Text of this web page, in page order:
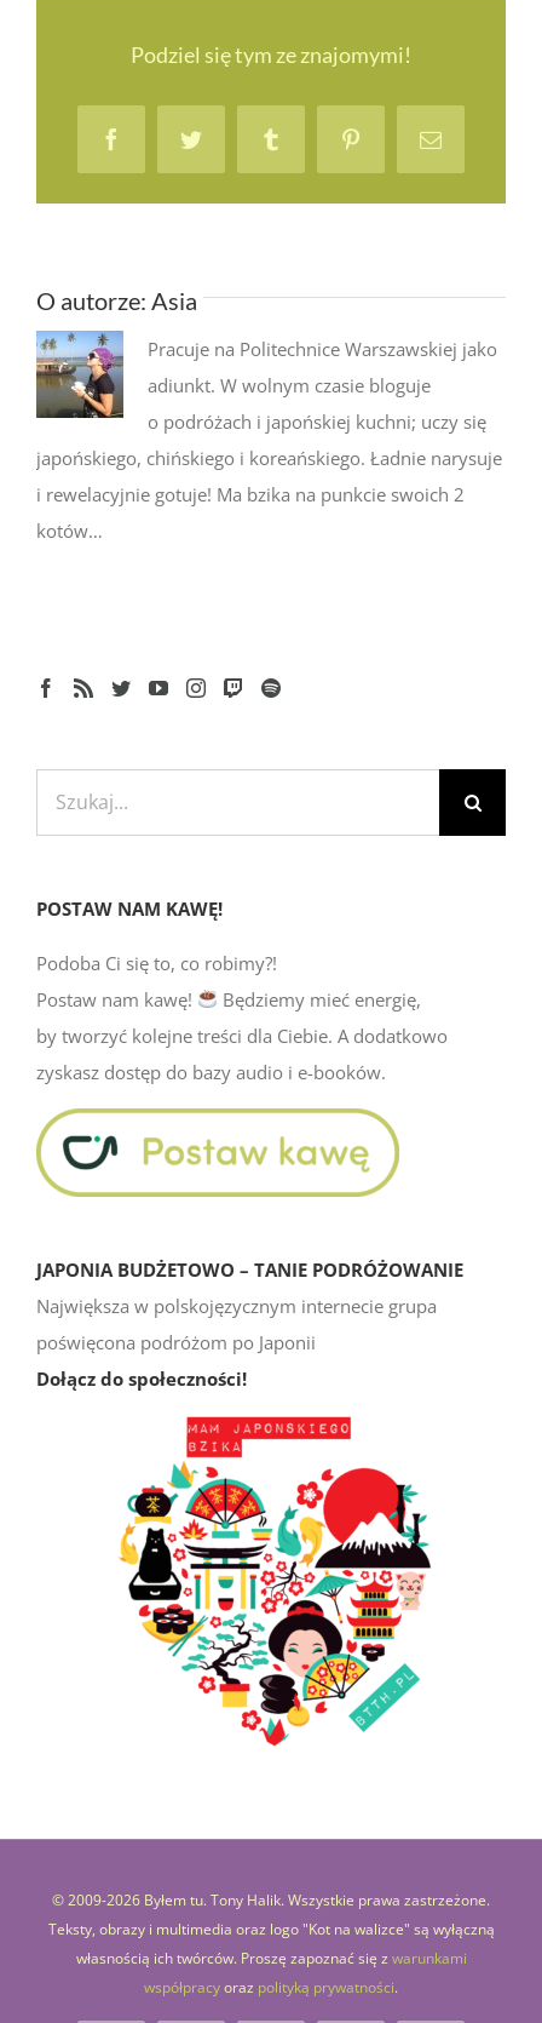
Podziel się tym ze znajomymi!
FacebookTwitter Tumblr PinterestEmail
O autorze: Asia
Pracuje na Politechnice Warszawskiej jako
adiunkt. W wolnym czasie bloguje
o podróżach i japońskiej kuchni; uczy się
japońskiego, chińskiego i koreańskiego. Ładnie narysuje
i rewelacyjnie gotuje! Ma bzika na punkcie swoich 2
kotów…
POSTAW NAM KAWĘ!
Podoba Ci się to, co robimy?!
Postaw nam kawę!
Będziemy mieć energię,
by tworzyć kolejne treści dla Ciebie. A dodatkowo
zyskasz dostęp do bazy audio i e-booków.
JAPONIA BUDŻETOWO – TANIE PODRÓŻOWANIE
Największa w polskojęzycznym internecie grupa
poświęcona podróżom po Japonii
Dołącz do społeczności!
© 2009-2026 Byłem tu. Tony Halik. Wszystkie prawa zastrzeżone.
Teksty, obrazy i multimedia oraz logo "Kot na walizce" są wyłączną
własnością ich twórców. Proszę zapoznać się z warunkami
współpracyoraz polityką prywatności.